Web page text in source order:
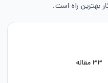
بهترین راه است.
۳۳ مقاله